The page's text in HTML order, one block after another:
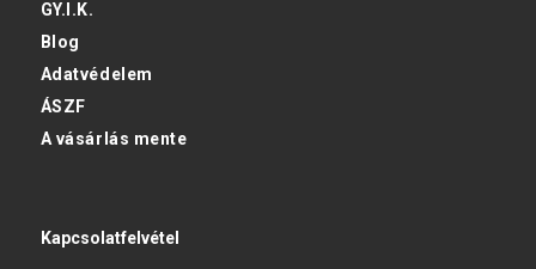
GY.I.K.
Blog
Adatvédelem
ÁSZF
A vásárlás mente
Kapcsolatfelvétel